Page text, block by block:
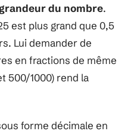
du nombre.
est plus grand que 0,5
Lui demander de
en fractions de même
500/1000) rend la
forme décimale en